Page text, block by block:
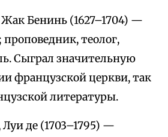
Бенинь (1627–1704) —
теолог,
Сыграл значительную
французской церкви, так
литературы.
де (1703–1795) —